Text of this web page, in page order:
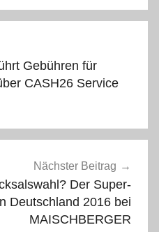
Gebühren für
CASH26 Service
Nächster Beitrag
Der Super-
Deutschland 2016 bei
MAISCHBERGER